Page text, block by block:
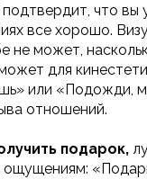
что вы
все хорошо.
не может,
для
или «Подожди,
отношений.
подарок,
ощущениям: